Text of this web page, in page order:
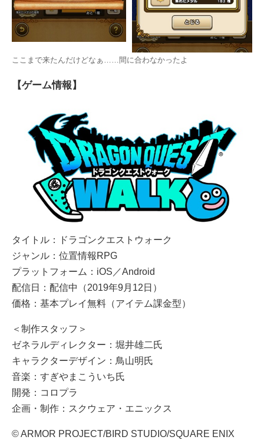
ここまで来たんだけどなぁ……間に合わなかったよ
【ゲーム情報】
タイトル：ドラゴンクエストウォーク
ジャンル：位置情報RPG
プラットフォーム：iOS／Android
配信日：配信中（2019年9月12日）
価格：基本プレイ無料（アイテム課金型）
＜制作スタッフ＞
ゼネラルディレクター：堀井雄二氏
キャラクターデザイン：鳥山明氏
音楽：すぎやまこういち氏
開発：コロプラ
企画・制作：スクウェア・エニックス
© ARMOR PROJECT/BIRD STUDIO/SQUARE ENIX